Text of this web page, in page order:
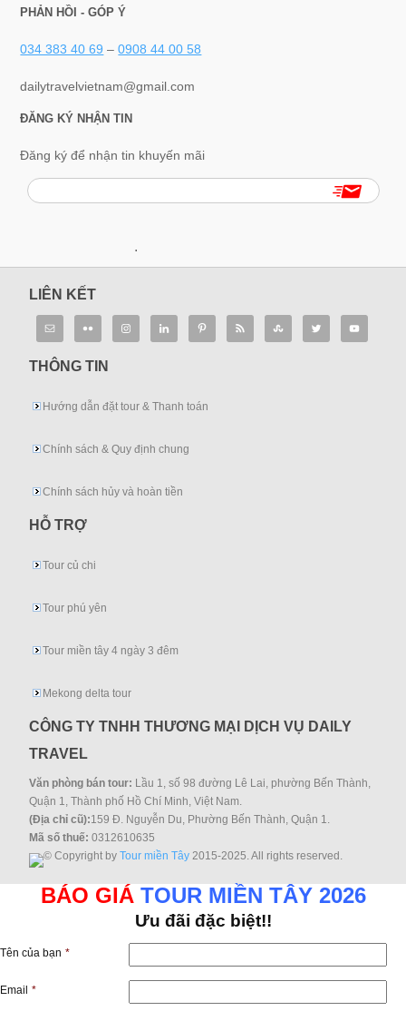
PHẢN HỒI - GÓP Ý
034 383 40 69 –0908 44 00 58
dailytravelvietnam@gmail.com
ĐĂNG KÝ NHẬN TIN
Đăng ký để nhận tin khuyến mãi
.
LIÊN KẾT
THÔNG TIN
Hướng dẫn đặt tour & Thanh toán
Chính sách & Quy định chung
Chính sách hủy và hoàn tiền
HỖ TRỢ
Tour củ chi
Tour phú yên
Tour miền tây 4 ngày 3 đêm
Mekong delta tour
CÔNG TY TNHH THƯƠNG MẠI DỊCH VỤ DAILY
TRAVEL
Văn phòng bán tour: Lầu 1, số 98 đường Lê Lai, phường Bến Thành,
Quận 1, Thành phố Hồ Chí Minh, Việt Nam.
(Địa chỉ cũ):159 Đ. Nguyễn Du, Phường Bến Thành, Quận 1.
Mã số thuế: 0312610635
© Copyright byTour miền Tây 2015-2025. All rights reserved.
BÁO GIÁ TOUR MIỀN TÂY 2026
Ưu đãi đặc biệt!!
Tên của bạn *
Email *